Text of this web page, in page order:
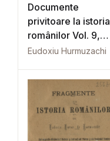
Documente
privitoare la istoria
românilor Vol. 9,
Part. 2
Eudoxiu Hurmuzachi